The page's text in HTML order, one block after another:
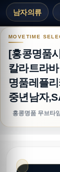
남자의류
[홍콩명품시
[홍콩명품
칼라트라
명품레플
중년남자
홍콩명품 무브타임